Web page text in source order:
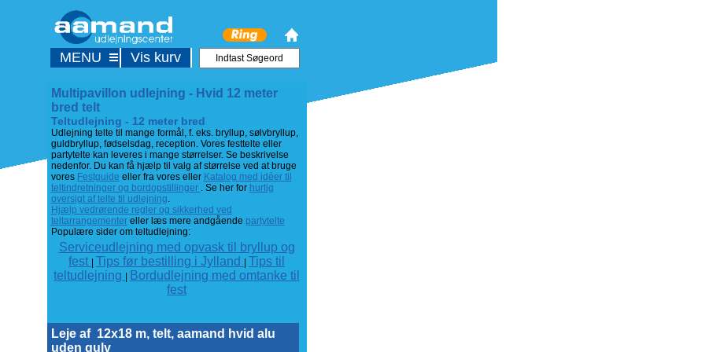
Multipavillon udlejning - Hvid 12 meter
bred telt
Teltudlejning - 12 meter bred
Udlejning telte til mange formål, f. eks. bryllup, sølvbryllup,
guldbryllup, fødselsdag, reception. Vores festtelte eller
partytelte kan leveres i mange størrelser. Se beskrivelse
nedenfor. Du kan få hjælp til valg af størrelse ved at bruge
vores Festguide eller fra vores eller Katalog med idéer til
teltindretninger og bordopstillinger . Se her for hurtig
oversigt af telte til udlejning.
Hjælp vedrørende regler og sikkerhed ved
teltarrangementereller læs mere andgående partytelte
Populære sider om teltudlejning:
Serviceudlejning med opvask til bryllup og
fest Tips før bestilling i Jylland
Tips til
teltudlejning
Bordudlejning med omtanke til
fest
Leje af 12x18 m, telt, aamand hvid alu
uden gulv
MENU Vis kurv